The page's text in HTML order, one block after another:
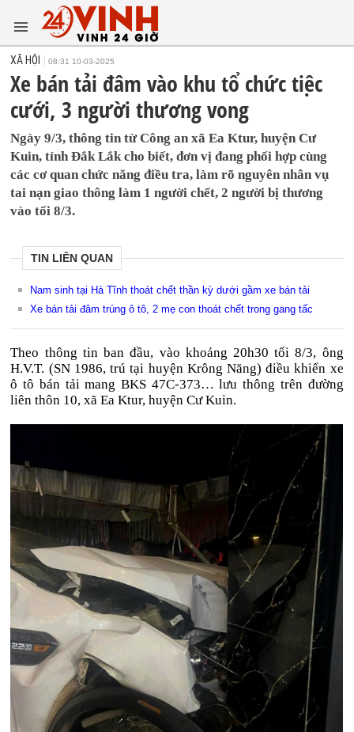
XÃ HỘI 08:31 10-03-2025
Xe bán tải đâm vào khu tổ chức tiệc
cưới, 3 người thương vong
Ngày 9/3, thông tin từ Công an xã Ea Ktur, huyện Cư
Kuin, tỉnh Đắk Lắk cho biết, đơn vị đang phối hợp cùng
các cơ quan chức năng điều tra, làm rõ nguyên nhân vụ
tai nạn giao thông làm 1 người chết, 2 người bị thương
vào tối 8/3.
TIN LIÊN QUAN
Nam sinh tại Hà Tĩnh thoát chết thần kỳ dưới gầm xe bán tải
Xe bán tải đâm trúng ô tô, 2 mẹ con thoát chết trong gang tấc
Theo thông tin ban đầu, vào khoảng 20h30 tối 8/3, ông
H.V.T. (SN 1986, trú tại huyện Krông Năng) điều khiển xe
ô tô bán tải mang BKS 47C-373… lưu thông trên đường
liên thôn 10, xã Ea Ktur, huyện Cư Kuin.